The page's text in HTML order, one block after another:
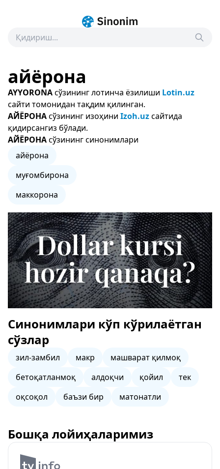
айёрона
AYYORONAсўзининг лотинча ёзилиши Lotin.uz
сайти томонидан тақдим қилинган.
АЙЁРОНАсўзининг изоҳини Izoh.uzсайтида
қидирсангиз бўлади.
АЙЁРОНАсўзининг синонимлари
айёрона
муғомбирона
маккорона
Синонимлари кўп кўрилаётган
сўзлар
зил-замбил макр
машварат қилмоқ
бетоқатланмоқ
алдоқчи қойил
тек
оқсоқол
баъзи бир матонатли
Бошқа лойиҳаларимиз